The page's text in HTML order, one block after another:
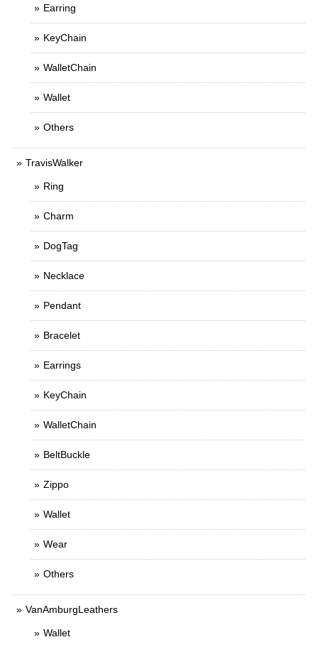
Earring
KeyChain
WalletChain
Wallet
Others
TravisWalker
Ring
Charm
DogTag
Necklace
Pendant
Bracelet
Earrings
KeyChain
WalletChain
BeltBuckle
Zippo
Wallet
Wear
Others
VanAmburgLeathers
Wallet